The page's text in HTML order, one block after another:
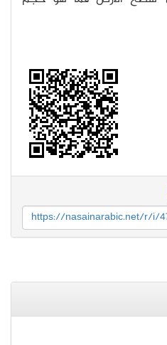
https://nasainarabic.net/r/i/